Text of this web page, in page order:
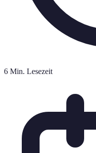
6 Min. Lesezeit